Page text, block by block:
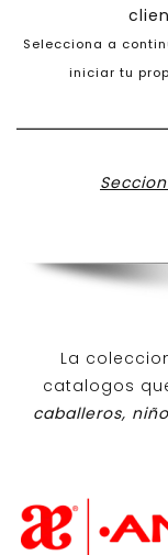
Selecciona a
iniciar tu
La
catalogos
caballeros,